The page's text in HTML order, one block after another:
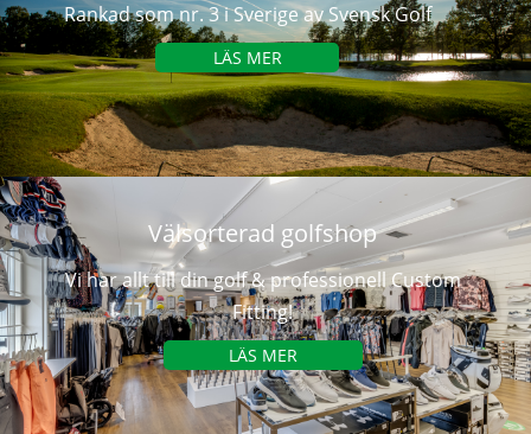
Rankad som nr. 3 i Sverige av Svensk Golf
LÄS MER
Välsorterad golfshop
Vi har allt till din golf & professionell Custom
Fitting!
LÄS MER